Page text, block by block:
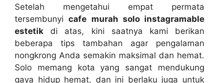
Setelah mengetahui empat permata
tersembunyicafe murah solo instagramable
estetik di atas, kini saatnya kami berikan
beberapa tips tambahan agar pengalaman
nongkrong Anda semakin maksimal dan hemat.
Solo memang kota yang sangat mendukung
gaya hidup hemat, dan ini berlaku juga untuk